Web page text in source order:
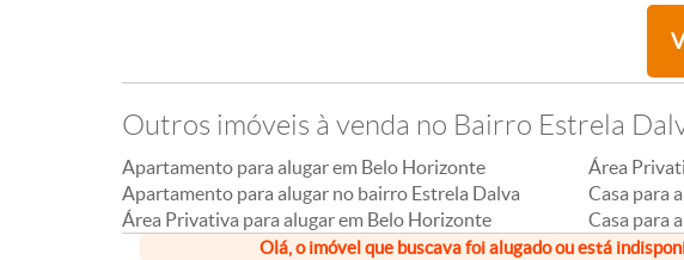
Outros imóveis à venda no Bairro Estrela
Apartamento para alugar em Belo Horizonte
Apartamento para alugar no bairro Estrela Dalva
Área Privativa para alugar em Belo Horizonte
Área
Casa para
Casa para
Olá, o imóvel que buscava foi alugado ou está